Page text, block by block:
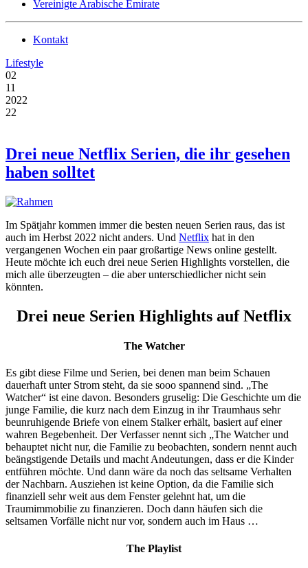
Vereinigte Arabische Emirate
Kontakt
Lifestyle
02
11
2022
22
Drei neue Netflix Serien, die ihr gesehen
haben solltet
Im Spätjahr kommen immer die besten neuen Serien raus, das ist
auch im Herbst 2022 nicht anders. Und Netflix hat in den
vergangenen Wochen ein paar großartige News online gestellt.
Heute möchte ich euch drei neue Serien Highlights vorstellen, die
mich alle überzeugten – die aber unterschiedlicher nicht sein
könnten.
Drei neue Serien Highlights auf Netflix
The Watcher
Es gibt diese Filme und Serien, bei denen man beim Schauen
dauerhaft unter Strom steht, da sie sooo spannend sind. „The
Watcher“ ist eine davon. Besonders gruselig: Die Geschichte um die
junge Familie, die kurz nach dem Einzug in ihr Traumhaus sehr
beunruhigende Briefe von einem Stalker erhält, basiert auf einer
wahren Begebenheit. Der Verfasser nennt sich „The Watcher und
behauptet nicht nur, die Familie zu beobachten, sondern nennt auch
beängstigende Details und macht Andeutungen, dass er die Kinder
entführen möchte. Und dann wäre da noch das seltsame Verhalten
der Nachbarn. Ausziehen ist keine Option, da die Familie sich
finanziell sehr weit aus dem Fenster gelehnt hat, um die
Traumimmobilie zu finanzieren. Doch dann häufen sich die
seltsamen Vorfälle nicht nur vor, sondern auch im Haus …
The Playlist